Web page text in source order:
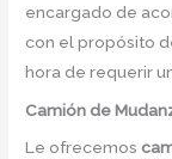
encargado de
con el propósito
hora de requerir
Camión de
Le ofrecemos